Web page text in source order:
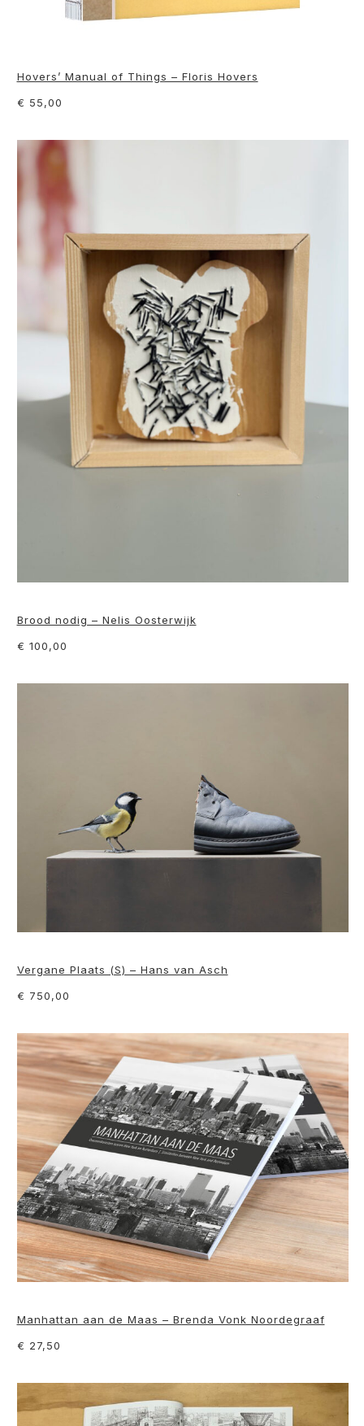
Hovers’ Manual of Things – Floris Hovers
€ 55,00
Brood nodig – Nelis Oosterwijk
€ 100,00
Vergane Plaats (S) – Hans van Asch
€ 750,00
Manhattan aan de Maas – Brenda Vonk Noordegraaf
€ 27,50